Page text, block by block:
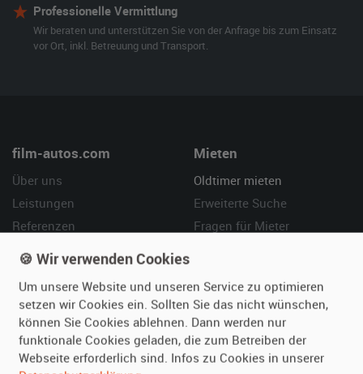
Professionelle Vermittlung
Wir beraten und unterstützen Sie von der Anfrage bis zum Einsatz
vor Ort, inkl. Betreuung und Transport.
film-autos.com
Über uns
Leistungen
Referenzen
Kundenmeinungen
Mieten
Oldtimer mieten
Erweiterte Suche
Fragen für Mieter
Vermieten
Oldtimer anmelden
Fotos senden
Fragen für Vermieter
Hilfe
Häufige Fragen (FAQ)
So funktioniert's
Kontakt
🍪 Wir verwenden Cookies
Um unsere Website und unseren Service zu optimieren
setzen wir Cookies ein. Sollten Sie das nicht wünschen,
können Sie Cookies ablehnen. Dann werden nur
funktionale Cookies geladen, die zum Betreiben der
Webseite erforderlich sind. Infos zu Cookies in unserer